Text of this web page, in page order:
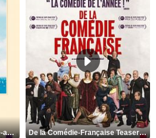
Les Matins merveilleux Bande-annonce VF De la Comédie-Française Teaser VF